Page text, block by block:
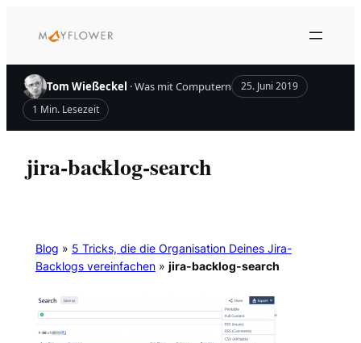
Inhalt
Tom Wießeckel · Was mit Computern
25. Juni 2019
1 Min. Lesezeit
jira-backlog-search
Blog » 5 Tricks, die die Organisation Deines Jira-
Backlogs vereinfachen» jira-backlog-search